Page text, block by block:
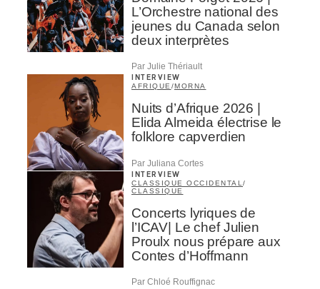
L’Orchestre national des
jeunes du Canada selon
deux interprètes
Par Julie Thériault
INTERVIEW
AFRIQUE/MORNA
Nuits d’Afrique 2026 |
Elida Almeida électrise le
folklore capverdien
Par Juliana Cortes
INTERVIEW
CLASSIQUE OCCIDENTAL /
CLASSIQUE
Concerts lyriques de
l’ICAV| Le chef Julien
Proulx nous prépare aux
Contes d’Hoffmann
Par Chloé Rouffignac